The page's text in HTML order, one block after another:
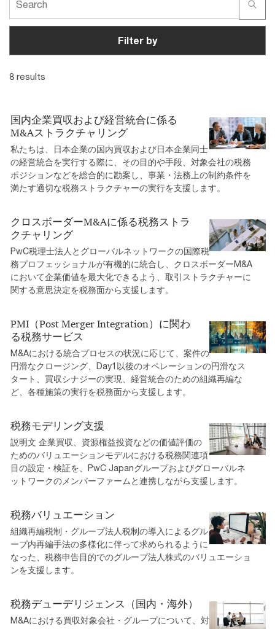
Filter by
8 results
国内企業買収および経営統合に係る
M&Aストラクチャリング
私たちは、日本企業の国内買収および日本企業同士
の経営統合を実行する際に、その目的や手段、対象会社の税務
ポジションなどを総合的に勘案し、事業・法務上の制約条件を
満たす適切な税務ストラクチャーの実行を支援します。
クロスボーダーM&Aに係る税務ストラ
クチャリング
PwC税理士法人とグローバルネットワークの国際税
務プロフェッショナルが有機的に統合し、クロスボーダーM&A
において企業価値を最大化できるよう、取引ストラクチャーに
関する意思決定を税務面から支援します。
PMI（Post Merger Integration）に関わ
る税務サービス
M&Aにおける統合プロセスの状況に応じて、案件の
円滑なクロージング、Day1以後のオペレーションの円滑なス
タート、買収シナジーの実現、経営統合のための組織再編な
ど、各種施策の実行を税務面から支援します。
税務モデリング支援
説明文 企業買収、資源権益投資などの価値評価の
ためのバリュエーションモデルにおける税務関連項
目の設定・検証を、PwC Japanグループおよびグローバルネ
ットワークのメンバーファームと連携しながら支援します。
税務バリュエーション
組織再編税制・グループ法人税制の導入によるグル
ープ内再編手法の多様化に伴って求められるように
なった、税務申告目的でのグループ法人株式のバリュエーショ
ンを支援します。
税務デューデリジェンス（国内・海外）
M&Aにおける買収対象会社・グループについて、対